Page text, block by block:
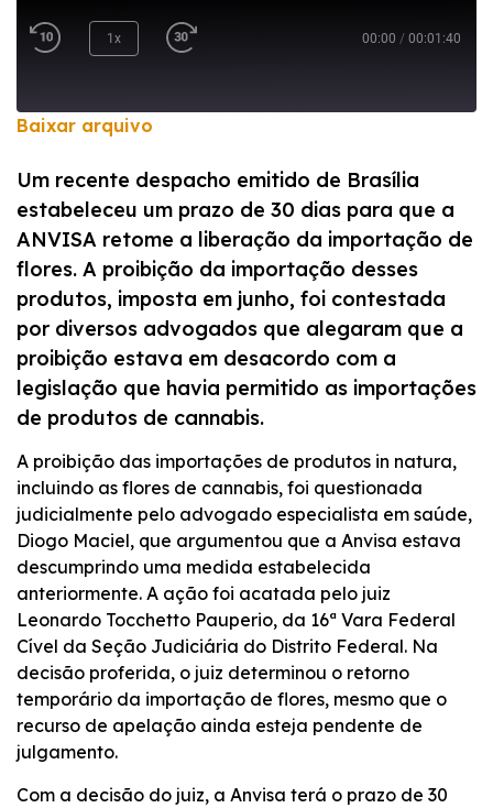
1x 00:00 / 00:01:40
FEED RSS
LINK
Baixar arquivo
Um recente despacho emitido de Brasília
estabeleceu um prazo de 30 dias para que a
ANVISA retome a liberação da importação de
flores. A proibição da importação desses
produtos, imposta em junho, foi contestada
por diversos advogados que alegaram que a
proibição estava em desacordo com a
legislação que havia permitido as importações
de produtos de cannabis.
A proibição das importações de produtos in natura,
incluindo as flores de cannabis, foi questionada
judicialmente pelo advogado especialista em saúde,
Diogo Maciel, que argumentou que a Anvisa estava
descumprindo uma medida estabelecida
anteriormente. A ação foi acatada pelo juiz
Leonardo Tocchetto Pauperio, da 16ª Vara Federal
Cível da Seção Judiciária do Distrito Federal. Na
decisão proferida, o juiz determinou o retorno
temporário da importação de flores, mesmo que o
recurso de apelação ainda esteja pendente de
julgamento.
Com a decisão do juiz, a Anvisa terá o prazo de 30